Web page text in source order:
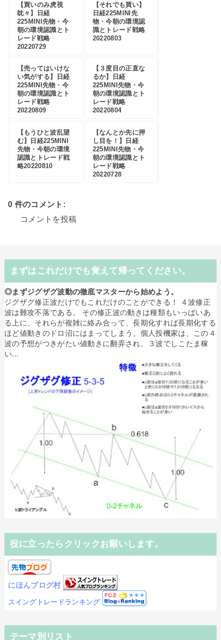
【買いのみ虎視
眈々】日経
225MINI先物・今
朝の環境認識とト
レード戦略
20220729
【それでも買い】
日経225MINI先
物・今朝の環境認
識とトレード戦略
20220803
【売ってはいけな
い気がする】日経
225MINI先物・今
朝の環境認識とト
レード戦略
20220809
【３度目の正直な
るか】日経
225MINI先物・今
朝の環境認識とト
レード戦略
20220804
【もうひと波乱望
む】日経225MINI
先物・今朝の環境
認識とトレード戦
略20220810
【なんとか先に押
し目を！】日経
225MINI先物・今
朝の環境認識とト
レード戦略
20220728
0 件のコメント:
コメントを投稿
まずはこれだけでも覚えて帰ってください。
◎まずジグザグ波動の徹底マスターから始めよう。
ジグザグ修正波だけでもこれだけのことができる！ ４波修正
波は難攻不落である。 その修正波の動きは種類もいっぱいあ
る上に、それらが複雑に絡み合って、長期化すれば長期化する
ほど値動きのドロ沼にはまってしまう。個人投機家は、この４
波の予想がつきがたい値動きに翻弄され、３波でしこたま稼
い...
役に立ったらクリックお願いします。
にほんブログ村
スイングトレードランキング
テーマ別リスト